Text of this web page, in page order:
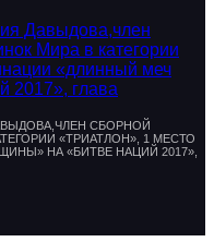
Давыдова,член
Мира в категории
«длинный меч
2017», глава
СБОРНОЙ
«ТРИАТЛОН», 1 МЕСТО
НА «БИТВЕ НАЦИЙ 2017»,